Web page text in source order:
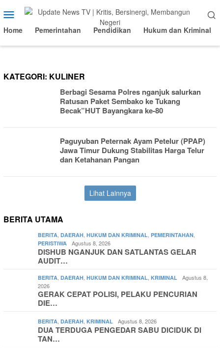
ke
konten
Menu
Mobile
Home Pemerintahan Pendidikan Hukum dan Kriminal
KATEGORI: KULINER
Berbagi Sesama Polres nganjuk salurkan
Ratusan Paket Sembako ke Tukang
Becak”HUT Bayangkara ke-80
Paguyuban Peternak Ayam Petelur (PPAP)
Jawa Timur Dukung Stabilitas Harga Telur
dan Ketahanan Pangan
Lihat Lainnya
BERITA UTAMA
BERITA DAERAH HUKUM DAN KRIMINAL PEMERINTAHAN
PERISTIWA Agustus 8, 2026
DISHUB NGANJUK DAN SATLANTAS GELAR
AUDIT…
BERITA DAERAH HUKUM DAN KRIMINAL KRIMINAL
Agustus 8,
2026
GERAK CEPAT POLISI, PELAKU PENCURIAN
DIE…
BERITA DAERAH KRIMINAL Agustus 8, 2026
DUA TERDUGA PENGEDAR SABU DICIDUK DI
TAN…